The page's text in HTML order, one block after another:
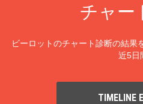
チャー
ビーロットのチャート診断の結果
近5日
TIMELINE